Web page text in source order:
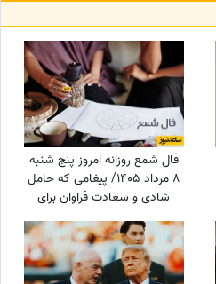
فال شمع روزانه امروز پنج شنبه
8 مرداد 1405/ پیغامی که حامل
شادی و سعادت فراوان برای
شماست ، به شما خواهد رسید